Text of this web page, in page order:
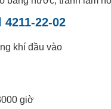
22-02
khí đầu vào
giờ